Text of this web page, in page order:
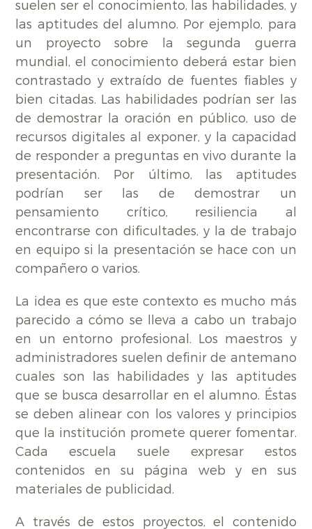
suelen ser el conocimiento, las habilidades, y
las aptitudes del alumno. Por ejemplo, para
un proyecto sobre la segunda guerra
mundial, el conocimiento deberá estar bien
contrastado y extraído de fuentes fiables y
bien citadas. Las habilidades podrían ser las
de demostrar la oración en público, uso de
recursos digitales al exponer, y la capacidad
de responder a preguntas en vivo durante la
presentación. Por último, las aptitudes
podrían ser las de demostrar un
pensamiento crítico, resiliencia al
encontrarse con dificultades, y la de trabajo
en equipo si la presentación se hace con un
compañero o varios.
La idea es que este contexto es mucho más
parecido a cómo se lleva a cabo un trabajo
en un entorno profesional. Los maestros y
administradores suelen definir de antemano
cuales son las habilidades y las aptitudes
que se busca desarrollar en el alumno. Éstas
se deben alinear con los valores y principios
que la institución promete querer fomentar.
Cada escuela suele expresar estos
contenidos en su página web y en sus
materiales de publicidad.
A través de estos proyectos, el contenido